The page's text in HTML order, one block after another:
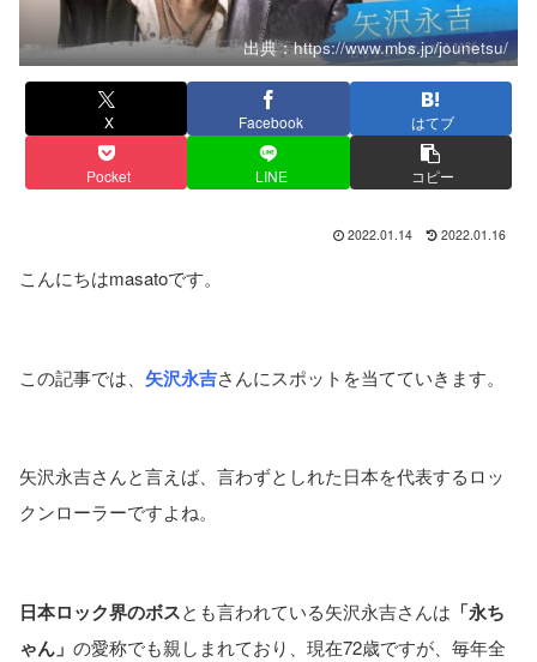
出典：https://www.mbs.jp/jounetsu/
X Facebook はてブ
Pocket LINE コピー
2022.01.14 2022.01.16
こんにちはmasatoです。
この記事では、 矢沢永吉さんにスポットを当てていきます。
矢沢永吉さんと言えば、言わずとしれた日本を代表するロッ
クンローラーですよね。
日本ロック界のボスとも言われている矢沢永吉さんは 「永ち
ゃん」 の愛称でも親しまれており、現在72歳ですが、毎年全